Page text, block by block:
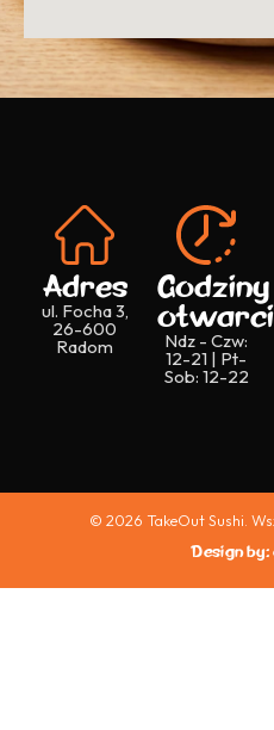
Adres
ul. Focha 3,
26-600
Radom
Godziny
Ndz - Czw:
12-21 | Pt-
Sob: 12-22
© 2026 TakeOut Sushi.
Design